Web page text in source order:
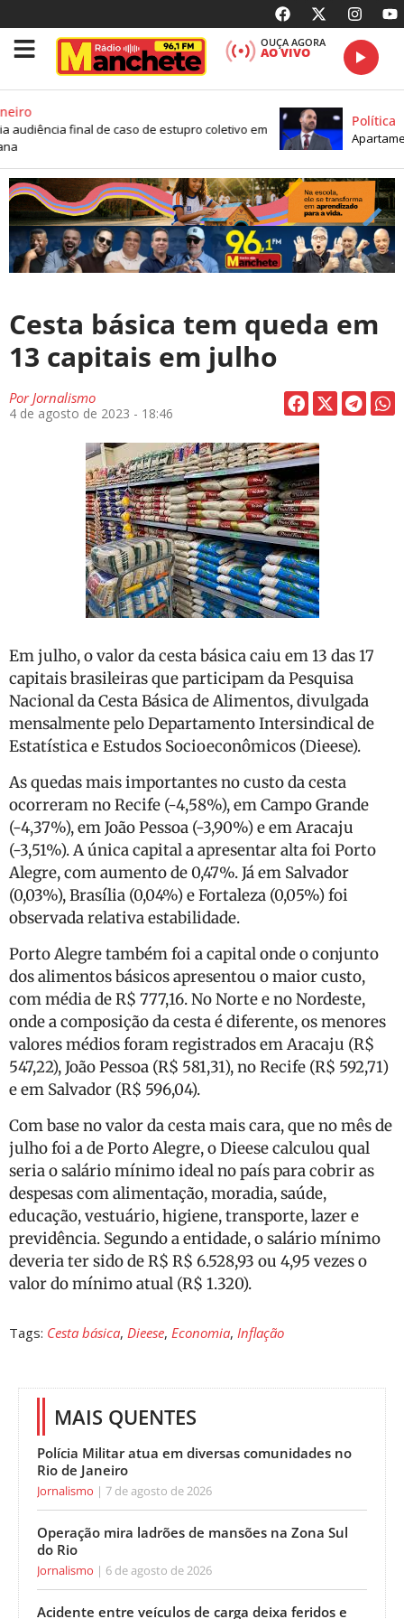
OUÇA AGORA
AO VIVO
audiência final de caso de estupro coletivo em
Política
Cesta básica tem queda em
13 capitais em julho
PorJornalismo
4 de agosto de 2023 - 18:46
Em julho, o valor da cesta básica caiu em 13 das 17
capitais brasileiras que participam da Pesquisa
Nacional da Cesta Básica de Alimentos, divulgada
mensalmente pelo Departamento Intersindical de
Estatística e Estudos Socioeconômicos (Dieese).
As quedas mais importantes no custo da cesta
ocorreram no Recife (-4,58%), em Campo Grande
(-4,37%), em João Pessoa (-3,90%) e em Aracaju
(-3,51%). A única capital a apresentar alta foi Porto
Alegre, com aumento de 0,47%. Já em Salvador
(0,03%), Brasília (0,04%) e Fortaleza (0,05%) foi
observada relativa estabilidade.
Porto Alegre também foi a capital onde o conjunto
dos alimentos básicos apresentou o maior custo,
com média de R$ 777,16. No Norte e no Nordeste,
onde a composição da cesta é diferente, os menores
valores médios foram registrados em Aracaju (R$
547,22), João Pessoa (R$ 581,31), no Recife (R$ 592,71)
e em Salvador (R$ 596,04).
Com base no valor da cesta mais cara, que no mês de
julho foi a de Porto Alegre, o Dieese calculou qual
seria o salário mínimo ideal no país para cobrir as
despesas com alimentação, moradia, saúde,
educação, vestuário, higiene, transporte, lazer e
previdência. Segundo a entidade, o salário mínimo
deveria ter sido de R$ R$ 6.528,93 ou 4,95 vezes o
valor do mínimo atual (R$ 1.320).
Tags: Cesta básica, Dieese, Economia, Inflação
MAIS QUENTES
Polícia Militar atua em diversas comunidades no
Rio de Janeiro
Jornalismo 7 de agosto de 2026
Operação mira ladrões de mansões na Zona Sul
do Rio
Jornalismo 6 de agosto de 2026
Acidente entre veículos de carga deixa feridos e